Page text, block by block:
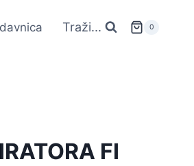
Traži... 0
FI